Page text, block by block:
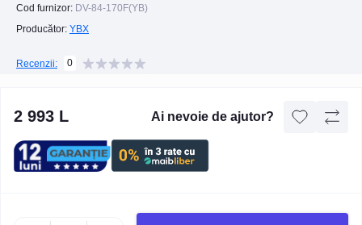
Cod furnizor: DV-84-170F(YB)
Producător: YBX
Recenzii: 0
2 993 L Ai nevoie de ajutor?